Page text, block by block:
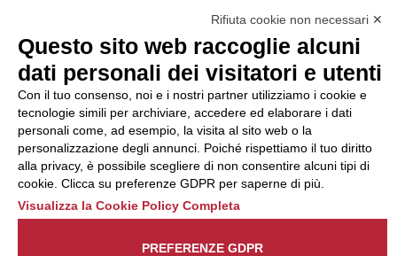
possibile presentare un
reclamo
all’Organismo di
Monitoraggio utilizzando
una delle modalità
descritte al seguente
indirizzo web
https://odm-
agenzielavoro.it/reclami/.
Rifiuta cookie non necessari ✕
Questo sito web raccoglie alcuni
dati personali dei visitatori e utenti
Con il tuo consenso, noi e i nostri partner utilizziamo i cookie e
tecnologie simili per archiviare, accedere ed elaborare i dati
personali come, ad esempio, la visita al sito web o la
personalizzazione degli annunci. Poiché rispettiamo il tuo diritto
alla privacy, è possibile scegliere di non consentire alcuni tipi di
cookie. Clicca su preferenze GDPR per saperne di più.
Visualizza la Cookie Policy Completa
PREFERENZE GDPR